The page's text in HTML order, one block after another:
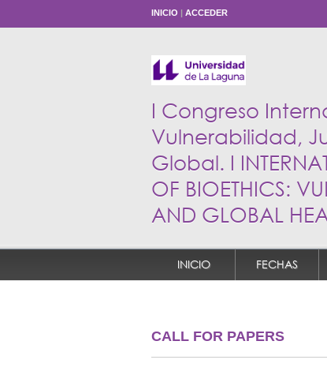
INICIO | ACCEDER
I Congreso
Vulnerabilidad,
Global. I
OF BIOETHICS:
AND GLOBAL
INICIO FECHAS
CALL FOR PAPERS